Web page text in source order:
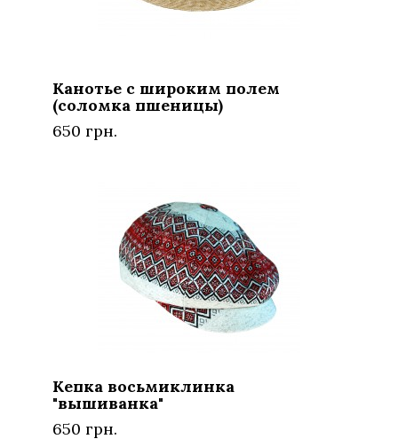
Канотье с широким полем
(соломка пшеницы)
650 грн.
Кепка восьмиклинка
"вышиванка"
650 грн.